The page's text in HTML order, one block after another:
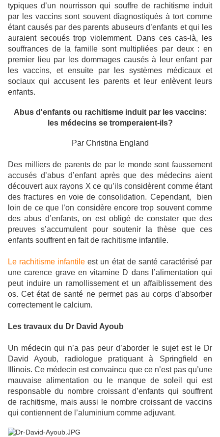
typiques d’un nourrisson qui souffre de rachitisme induit
par les vaccins sont souvent diagnostiqués à tort comme
étant causés par des parents abuseurs d’enfants et qui les
auraient secoués trop violemment. Dans ces cas-là, les
souffrances de la famille sont multipliées par deux : en
premier lieu par les dommages causés à leur enfant par
les vaccins, et ensuite par les systèmes médicaux et
sociaux qui accusent les parents et leur enlèvent leurs
enfants.
Abus d'enfants ou rachitisme induit par les vaccins:
les médecins se tromperaient-ils?
Par Christina England
Des milliers de parents de par le monde sont faussement
accusés d’abus d’enfant après que des médecins aient
découvert aux rayons X ce qu’ils considèrent comme étant
des fractures en voie de consolidation. Cependant, bien
loin de ce que l’on considère encore trop souvent comme
des abus d’enfants, on est obligé de constater que des
preuves s’accumulent pour soutenir la thèse que ces
enfants souffrent en fait de rachitisme infantile.
Le rachitisme infantile est un état de santé caractérisé par
une carence grave en vitamine D dans l’alimentation qui
peut induire un ramollissement et un affaiblissement des
os. Cet état de santé ne permet pas au corps d’absorber
correctement le calcium.
Les travaux du Dr David Ayoub
Un médecin qui n’a pas peur d’aborder le sujet est le Dr
David Ayoub, radiologue pratiquant à Springfield en
Illinois. Ce médecin est convaincu que ce n’est pas qu’une
mauvaise alimentation ou le manque de soleil qui est
responsable du nombre croissant d’enfants qui souffrent
de rachitisme, mais aussi le nombre croissant de vaccins
qui contiennent de l’aluminium comme adjuvant.